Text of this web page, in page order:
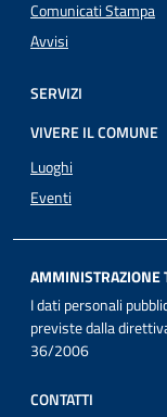
Comunicati Stampa
Avvisi
SERVIZI
VIVERE IL COMUNE
Luoghi
Eventi
AMMINISTRAZIONE
I dati personali
previste dalla
36/2006
CONTATTI